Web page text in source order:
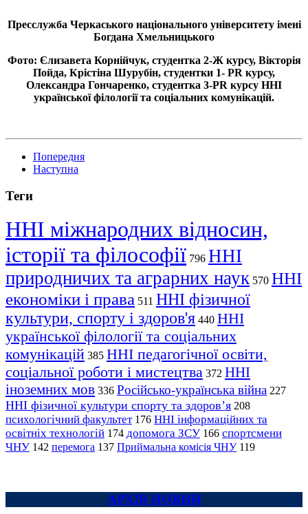
Пресслужба Черкаського національного університету імені
Богдана Хмельницького
Фото: Єлизавета Корнійчук, студентка 2-Ж курсу, Вікторія
Пойда, Крістіна Шурубін, студентки 1- PR курсу,
Олександра Гончаренко, студентка 3-PR курсу ННІ
української філології та соціальних комунікацій.
Попередня
Наступна
Теги
ННІ міжнародних відносин,
історії та філософії 796 ННІ
природничих та аграрних наук 570 ННІ
економіки і права 511 ННІ фізичної
культури, спорту і здоров'я 440 ННІ
української філології та соціальних
комунікацій 385 ННІ педагогічної освіти,
соціальної роботи і мистецтва 372 ННІ
іноземних мов 336 Російсько-українська війна 227
ННІ фізичної культури спорту та здоров’я 208
психологічний факультет 176 ННІ інформаційних та
освітніх технологій 174 допомога ЗСУ 166 спортсмени
ЧНУ 142 перемога 137 Приймальна комісія ЧНУ 119
АРХІВ НОВИН